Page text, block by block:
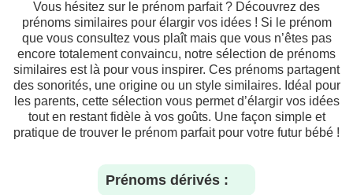
Vous hésitez sur le prénom parfait ? Découvrez des
prénoms similaires pour élargir vos idées ! Si le prénom
que vous consultez vous plaît mais que vous n’êtes pas
encore totalement convaincu, notre sélection de prénoms
similaires est là pour vous inspirer. Ces prénoms partagent
des sonorités, une origine ou un style similaires. Idéal pour
les parents, cette sélection vous permet d’élargir vos idées
tout en restant fidèle à vos goûts. Une façon simple et
pratique de trouver le prénom parfait pour votre futur bébé !
Prénoms dérivés :